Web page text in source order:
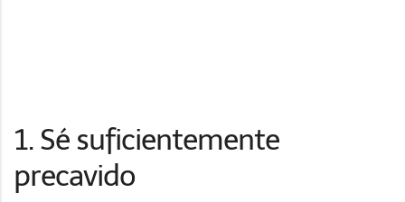
1. Sé suficientemente
precavido